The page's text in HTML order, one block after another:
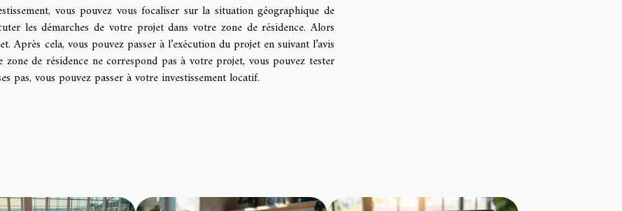
vous pouvez vous focaliser sur la situation géographique de
les démarches de votre projet dans votre zone de résidence. Alors
Après cela, vous pouvez passer à l’exécution du projet en suivant l’avis
de résidence ne correspond pas à votre projet, vous pouvez tester
pas, vous pouvez passer à votre investissement locatif.